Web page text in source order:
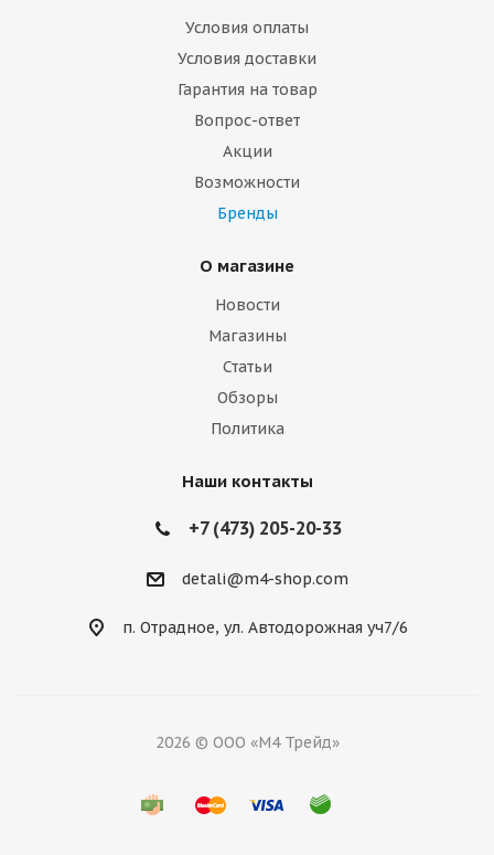
Условия оплаты
Условия доставки
Гарантия на товар
Вопрос-ответ
Акции
Возможности
Бренды
О магазине
Новости
Магазины
Статьи
Обзоры
Политика
Наши контакты
+7 (473) 205-20-33
detali@m4-shop.com
п. Отрадное, ул. Автодорожная уч7/6
2026 © ООО «М4 Трейд»